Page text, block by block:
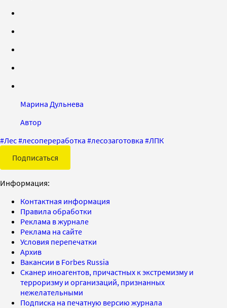
Марина Дульнева
Автор
#Лес#лесопереработка #лесозаготовка #ЛПК
Подписаться
Информация:
Контактная информация
Правила обработки
Реклама в журнале
Реклама на сайте
Условия перепечатки
Архив
Вакансии в Forbes Russia
Сканер иноагентов, причастных к экстремизму и
терроризму и организаций, признанных
нежелательными
Подписка на печатную версию журнала